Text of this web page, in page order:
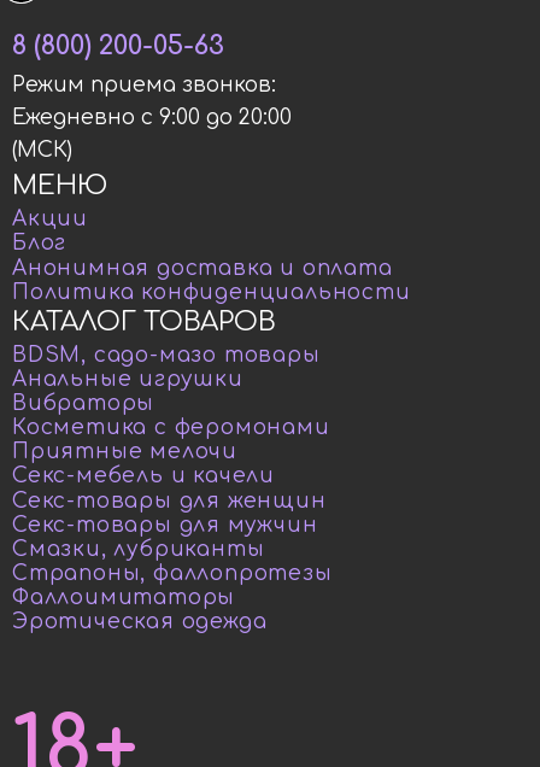
КАТАЛОГ ТОВАРОВ
BDSM, садо-мазо товары
Анальные игрушки
Вибраторы
Косметика с феромонами
Приятные мелочи
Секс-мебель и качели
Секс-товары для женщин
Секс-товары для мужчин
Смазки, лубриканты
Страпоны, фаллопротезы
Фаллоимитаторы
Эротическая одежда
МЕНЮ
Акции
Блог
Анонимная доставка и оплата
Политика конфиденциальности
8 (800) 200-05-63
Режим приема звонков:
Ежедневно с 9:00 до 20:00
(МСК)